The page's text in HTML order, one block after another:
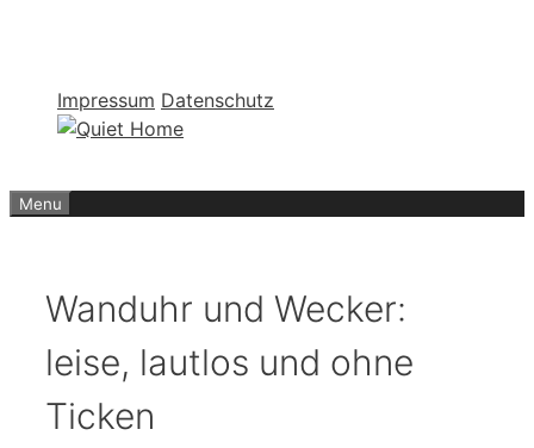
Impressum Datenschutz
Menu
Wanduhr und Wecker:
leise, lautlos und ohne
Ticken